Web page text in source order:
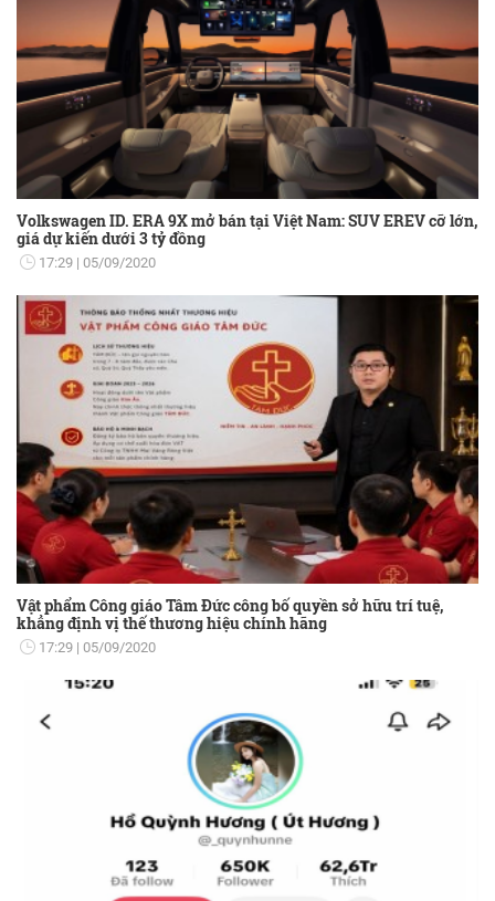
Volkswagen ID. ERA 9X mở bán tại Việt Nam: SUV EREV cỡ lớn,
giá dự kiến dưới 3 tỷ đồng
17:29 05/09/2020
Vật phẩm Công giáo Tâm Đức công bố quyền sở hữu trí tuệ,
khẳng định vị thế thương hiệu chính hãng
17:29 05/09/2020